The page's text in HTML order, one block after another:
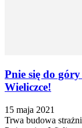
Pnie się do
Wieliczce!
15 maja 2021
Trwa budowa